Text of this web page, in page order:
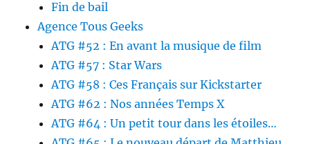
Fin de bail
Agence Tous Geeks
ATG #52 : En avant la musique de film
ATG #57 : Star Wars
ATG #58 : Ces Français sur Kickstarter
ATG #62 : Nos années Temps X
ATG #64 : Un petit tour dans les étoiles…